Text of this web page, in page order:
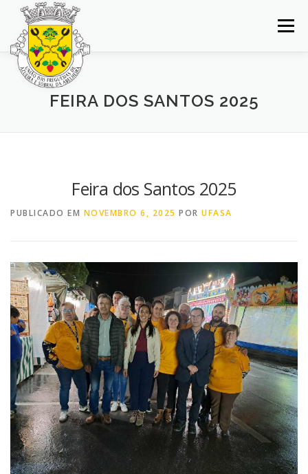
Saltar
conteúdo
Menu
INÍCIO JUNTA DE FREGUESIA
CONCURSOS CONTACTOS
FEIRA DOS SANTOS 2025
Feira dos Santos 2025
PUBLICADO EM NOVEMBRO 6, 2025 POR UFASA